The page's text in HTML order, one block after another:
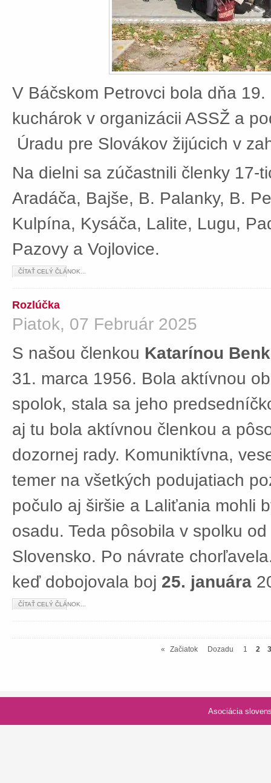
V Báčskom Petrovci bola dňa
kuchárok v organizácii ASSŽ a
Úradu pre Slovákov žijúcich v
Na dielni sa zúčastnili členky 17-
Aradáča, Bajše, B. Palanky, B.
Kulpína, Kysáča, Lalite, Lugu,
Pazovy a Vojlovice.
ČÍTAŤ CELÝ ČLÁNOK...
Rozlúčka
Piatok, 07 Február 2025
S našou členkou Katarínou
31. marca 1956. Bola aktívnou
spolok, stala sa jeho
aj tu bola aktívnou členkou a
dozornej rady. Komuniktívna,
temer na všetkých podujatiach
počulo aj širšie a Laliťania mohli
osadu. Teda pôsobila v spolku
Slovensko. Po návrate
keď dobojovala boj 25. januára
ČÍTAŤ CELÝ ČLÁNOK...
« Začiatok Dozadu 1 2 3
Asociácia slovenských